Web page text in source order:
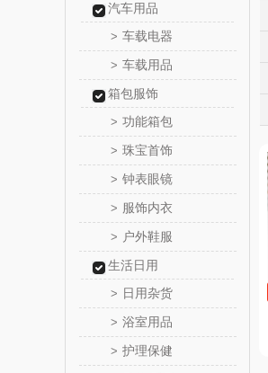
汽车用品
> 车载电器
> 车载用品
箱包服饰
> 功能箱包
> 珠宝首饰
> 钟表眼镜
> 服饰内衣
> 户外鞋服
生活日用
> 日用杂货
> 浴室用品
> 护理保健